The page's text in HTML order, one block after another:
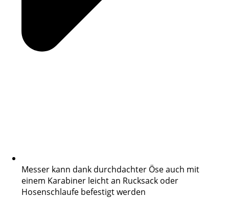
Messer kann dank durchdachter Öse auch mit
einem Karabiner leicht an Rucksack oder
Hosenschlaufe befestigt werden